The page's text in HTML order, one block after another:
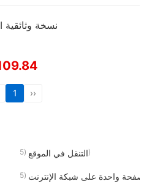
FinchUI نسخة وثائقية
1 ››
التنقل في الموقع(5)
صفحة واحدة على شبكة الإنترنت